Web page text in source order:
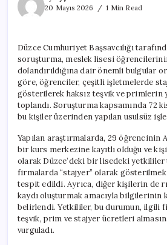
20 Mayıs 2026
1 Min Read
Düzce Cumhuriyet Başsavcılığı
soruşturma, meslek lisesi
dolandırıldığına dair önemli bulgular
göre, öğrenciler, çeşitli işletmelerde
gösterilerek haksız teşvik ve primlerin
toplandı. Soruşturma kapsamında 72
bu kişiler üzerinden yapılan usulsüz
Yapılan araştırmalarda, 29 öğrencinin
bir kurs merkezine kayıtlı olduğu ve
olarak Düzce’deki bir lisedeki yetkililer
firmalarda “stajyer” olarak gösterilmek
tespit edildi. Ayrıca, diğer kişilerin de
kaydı oluşturmak amacıyla bilgilerinin
belirlendi. Yetkililer, bu durumun, ilgili
teşvik, prim ve stajyer ücretleri
vurguladı.